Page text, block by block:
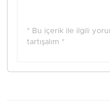
* Bu içerik ile ilgili
tartışalım *